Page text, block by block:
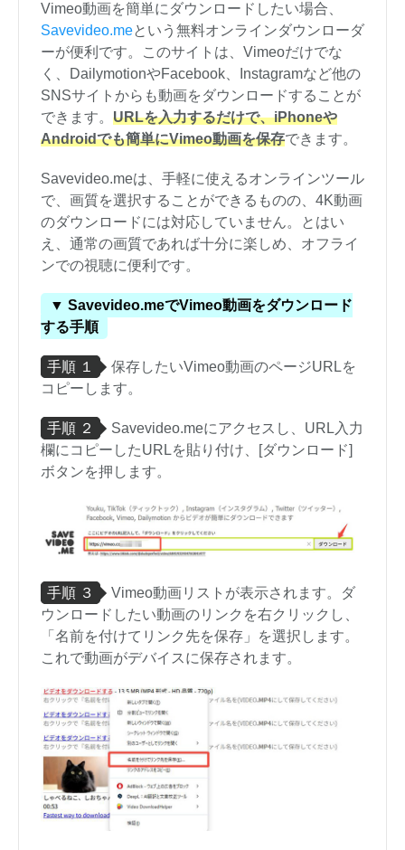
Vimeo動画を簡単にダウンロードしたい場合、
Savevideo.meという無料オンラインダウンローダ
ーが便利です。このサイトは、Vimeoだけでな
く、DailymotionやFacebook、Instagramなど他の
SNSサイトからも動画をダウンロードすることが
できます。 URLを入力するだけで、iPhoneや
Androidでも簡単にVimeo動画を保存できます。
Savevideo.meは、手軽に使えるオンラインツール
で、画質を選択することができるものの、4K動画
のダウンロードには対応していません。とはい
え、通常の画質であれば十分に楽しめ、オフライ
ンでの視聴に便利です。
▼ Savevideo.meでVimeo動画をダウンロード
する手順
手順 １
保存したいVimeo動画のページURLを
コピーします。
手順 ２
Savevideo.meにアクセスし、URL入力
欄にコピーしたURLを貼り付け、[ダウンロード]
ボタンを押します。
手順 ３
Vimeo動画リストが表示されます。ダ
ウンロードしたい動画のリンクを右クリックし、
「名前を付けてリンク先を保存」を選択します。
これで動画がデバイスに保存されます。